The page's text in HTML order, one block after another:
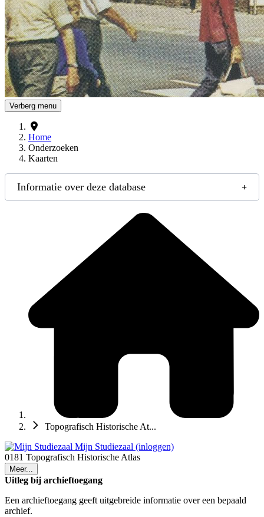
Verberg menu
Home
Onderzoeken
Kaarten
Informatie over deze database
Topografisch Historische At...
Mijn Studiezaal (inloggen)
0181 Topografisch Historische Atlas
Meer...
Uitleg bij archieftoegang
Een archieftoegang geeft uitgebreide informatie over een bepaald
archief.